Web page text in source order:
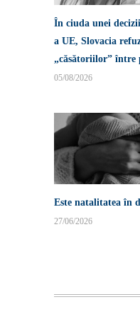
În ciuda unei
a UE, Slovacia
„căsătoriilor” între
05/08/2026
Este natalitatea în
27/06/2026